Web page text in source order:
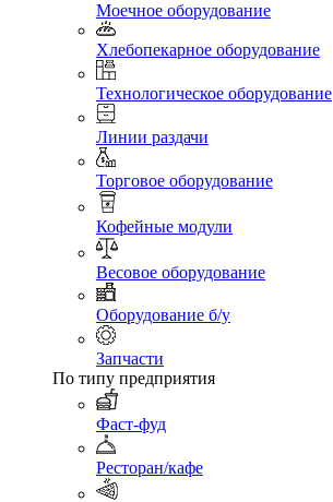
Моечное оборудование
Хлебопекарное оборудование
Технологическое оборудование
Линии раздачи
Торговое оборудование
Кофейные модули
Весовое оборудование
Оборудование б/у
Запчасти
По типу предприятия
Фаст-фуд
Ресторан/кафе